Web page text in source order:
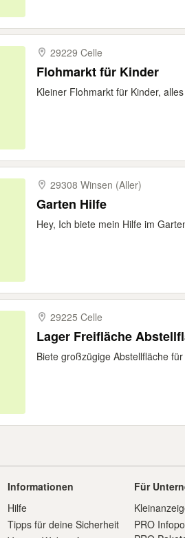
29229 Celle
Flohmarkt für Kinder
Kleiner Flohmarkt für Kinder,
29308 Winsen (Aller)
Garten Hilfe
Hey, Ich biete mein Hilfe im
29225 Celle
Lager Freifläche
Biete großzügige Abstellfläche
Informationen
Hilfe
Tipps für deine Sicherheit
Für
PRO